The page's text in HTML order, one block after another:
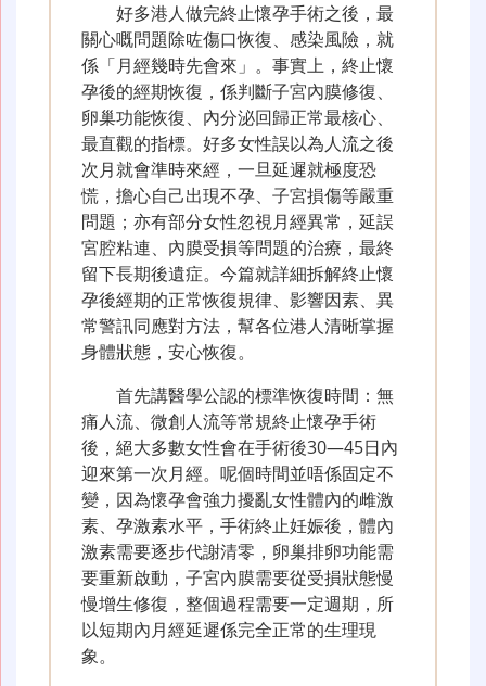
好多港人做完終止懷孕手術之後，最
關心嘅問題除咗傷口恢復、感染風險，就
係「月經幾時先會來」。事實上，終止懷
孕後的經期恢復，係判斷子宮內膜修復、
卵巢功能恢復、內分泌回歸正常最核心、
最直觀的指標。好多女性誤以為人流之後
次月就會準時來經，一旦延遲就極度恐
慌，擔心自己出現不孕、子宮損傷等嚴重
問題；亦有部分女性忽視月經異常，延誤
宮腔粘連、內膜受損等問題的治療，最終
留下長期後遺症。今篇就詳細拆解終止懷
孕後經期的正常恢復規律、影響因素、異
常警訊同應對方法，幫各位港人清晰掌握
身體狀態，安心恢復。
首先講醫學公認的標準恢復時間：無
痛人流、微創人流等常規終止懷孕手術
後，絕大多數女性會在手術後30—45日內
迎來第一次月經。呢個時間並唔係固定不
變，因為懷孕會強力擾亂女性體內的雌激
素、孕激素水平，手術終止妊娠後，體內
激素需要逐步代謝清零，卵巢排卵功能需
要重新啟動，子宮內膜需要從受損狀態慢
慢增生修復，整個過程需要一定週期，所
以短期內月經延遲係完全正常的生理現
象。